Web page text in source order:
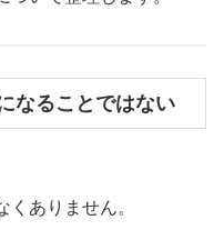
なることではない
ありません。